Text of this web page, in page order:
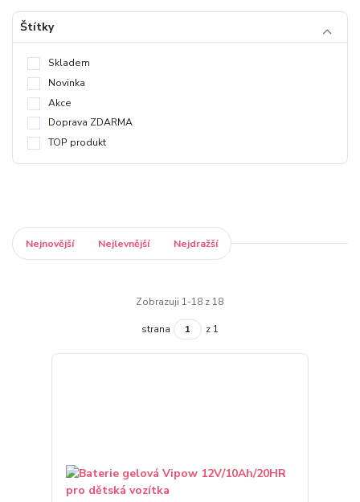
Štítky
Skladem
Novinka
Akce
Doprava ZDARMA
TOP produkt
Nejnovější Nejlevnější Nejdražší
Zobrazuji 1-18 z 18
strana z 1